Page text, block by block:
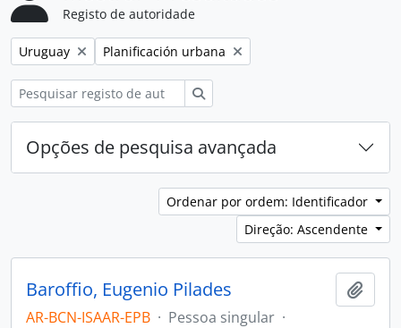
Registo de autoridade
Remover filtro:
Uruguay Remover filtro:
Planificación urbana
Opções de pesquisa avançada
Ordenar por ordem: Identificador
Direção: Ascendente
Baroffio, Eugenio Pilades
AR-BCN-ISAAR-EPB · Pessoa singular ·